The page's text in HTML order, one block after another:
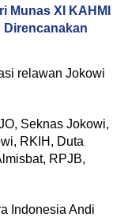
Munas XI KAHMI
Direncanakan
relawan Jokowi
Seknas Jokowi,
RKIH, Duta
RPJB,
Indonesia Andi